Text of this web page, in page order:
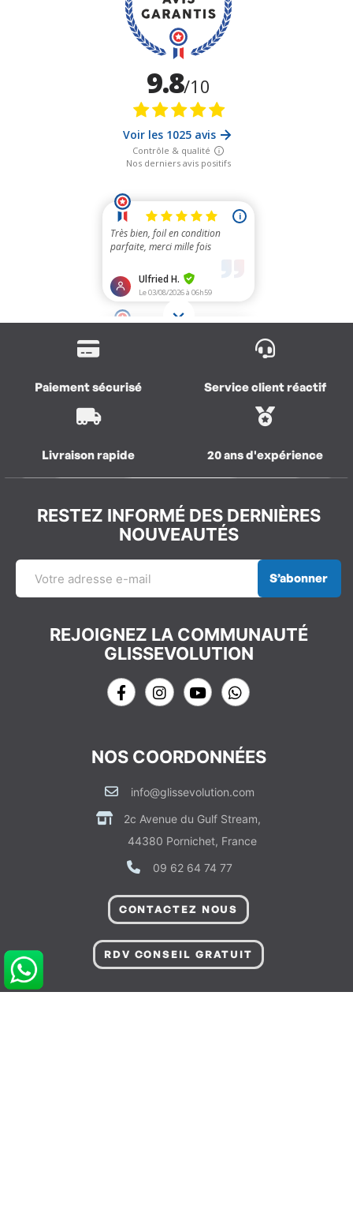
Paiement sécurisé Service client réactif
Livraison rapide 20 ans d'expérience
RESTEZ INFORMÉ DES DERNIÈRES
NOUVEAUTÉS
S’abonner
REJOIGNEZ LA COMMUNAUTÉ
GLISSEVOLUTION
NOS COORDONNÉES
info@glissevolution.com
2c Avenue du Gulf Stream,
44380 Pornichet, France
09 62 64 74 77
CONTACTEZ NOUS
RDV CONSEIL GRATUIT